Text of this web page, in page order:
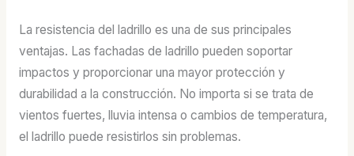
La resistencia del ladrillo es una de sus principales
ventajas. Las fachadas de ladrillo pueden soportar
impactos y proporcionar una mayor protección y
durabilidad a la construcción. No importa si se trata de
vientos fuertes, lluvia intensa o cambios de temperatura,
el ladrillo puede resistirlos sin problemas.